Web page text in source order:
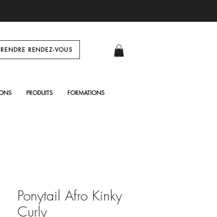
RENDEZ-VOUS Log In
PRODUITS FORMATIONS
Ponytail Afro Kinky
Curly